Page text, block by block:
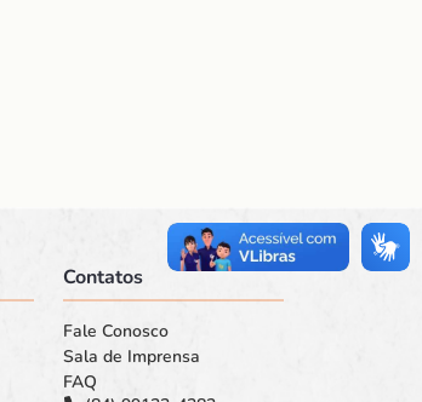
Contatos
Fale Conosco
Sala de Imprensa
FAQ